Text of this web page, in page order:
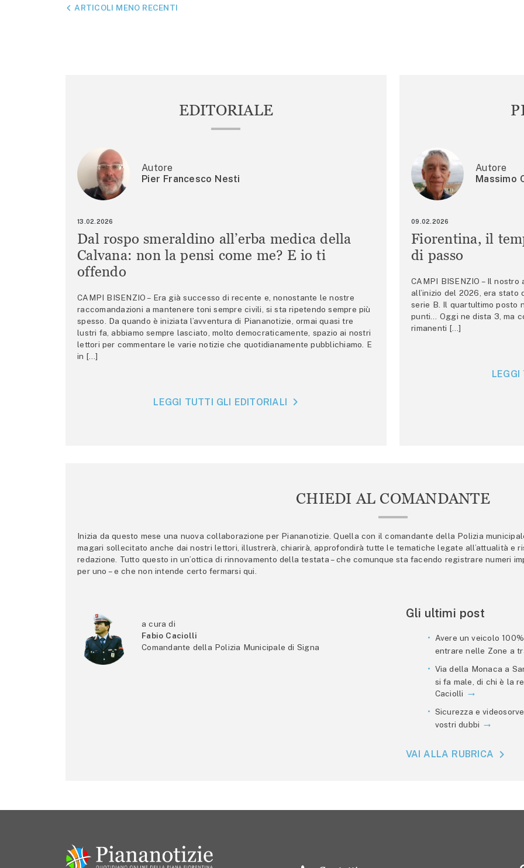
NAVIGAZIONE
ARTICOLI MENO RECENTI
EDITORIALE
Autore
Pier Francesco Nesti
13.02.2026
Dal rospo smeraldino all’erba medica della
Calvana: non la pensi come me? E io ti
offendo
CAMPI BISENZIO – Era già successo di recente e, nonostante le nostre
raccomandazioni a mantenere toni sempre civili, si sta ripetendo sempre più
spesso. Da quando è iniziata l’avventura di Piananotizie, ormai quasi tre
lustri fa, abbiamo sempre lasciato, molto democraticamente, spazio ai nostri
lettori per commentare le varie notizie che quotidianamente pubblichiamo. E
in […]
LEGGI TUTTI GLI EDITORIALI
Autore
Massimo
09.02.2026
Fiorentina, il
di passo
CAMPI BISENZIO – Il
all’inizio del 2026, era stato
serie B. Il quartultimo posto
punti… Oggi ne dista 3, ma
rimanenti […]
CHIEDI AL COMANDANTE
Inizia da questo mese una nuova collaborazione per Piananotizie. Quella con il comandante della Polizia
magari sollecitato anche dai nostri lettori, illustrerà, chiarirà, approfondirà tutte le tematiche legate all’attualità e
redazione. Tutto questo in un’ottica di rinnovamento della testata – che comunque sta facendo registrare numeri
per uno – e che non intende certo fermarsi qui.
a cura di
Fabio Caciolli
Comandante della Polizia Municipale di Signa
Gli ultimi post
Avere un veicolo
entrare nelle Zone a
Via della Monaca a
si fa male, di chi è la
Caciolli
Sicurezza e
vostri dubbi
VAI ALLA RUBRICA